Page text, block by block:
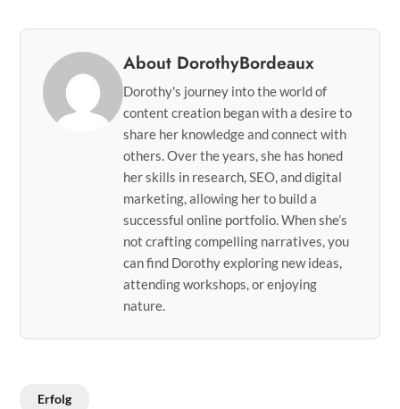
About DorothyBordeaux
Dorothy's journey into the world of
content creation began with a desire to
share her knowledge and connect with
others. Over the years, she has honed
her skills in research, SEO, and digital
marketing, allowing her to build a
successful online portfolio. When she’s
not crafting compelling narratives, you
can find Dorothy exploring new ideas,
attending workshops, or enjoying
nature.
Erfolg